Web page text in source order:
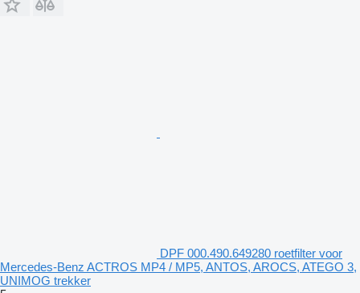
DPF 000.490.649280 roetfilter voor
Mercedes-Benz ACTROS MP4 / MP5, ANTOS, AROCS, ATEGO 3,
UNIMOG trekker